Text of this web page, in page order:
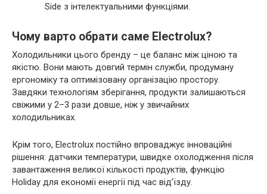
Side з інтелектуальними функціями.
Чому варто обрати саме Electrolux?
Холодильники цього бренду – це баланс між ціною та
якістю. Вони мають довгий термін служби, продуману
ергономіку та оптимізовану організацію простору.
Завдяки технологіям зберігання, продукти залишаються
свіжими у 2–3 рази довше, ніж у звичайних
холодильниках.
Крім того, Electrolux постійно впроваджує інноваційні
рішення: датчики температури, швидке охолодження після
завантаження великої кількості продуктів, функцію
Holiday для економії енергії під час від’їзду.